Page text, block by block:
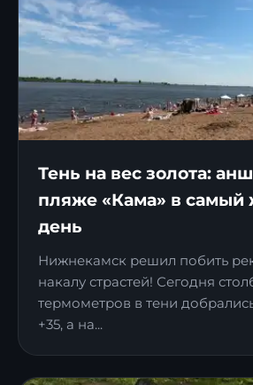
Тень на вес золота:
пляже «Кама» в самый
день
Нижнекамск решил побить
накалу страстей! Сегодня
термометров в тени
+35, а на...